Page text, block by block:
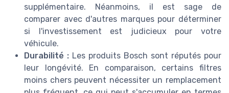
supplémentaire. Néanmoins, il est sage de
comparer avec d'autres marques pour déterminer
si l'investissement est judicieux pour votre
véhicule.
Durabilité : Les produits Bosch sont réputés pour
leur longévité. En comparaison, certains filtres
moins chers peuvent nécessiter un remplacement